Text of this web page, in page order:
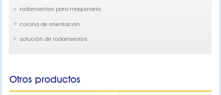
rodamientos para maquinaria
corona de orientación
solución de rodamientos
Otros productos